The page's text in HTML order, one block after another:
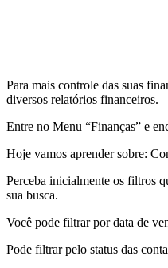
Para mais controle das suas
diversos relatórios financeiros.
Entre no Menu “Finanças” e
Hoje vamos aprender sobre:
Perceba inicialmente os filtros
sua busca.
Você pode filtrar por data de
Pode filtrar pelo status das